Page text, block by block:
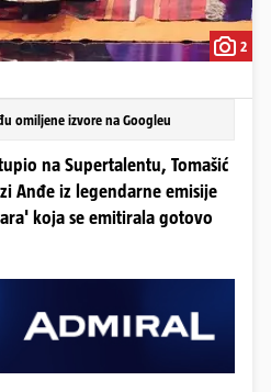
2
omiljene izvore na Googleu
na Supertalentu, Tomašić
Anđe iz legendarne emisije
koja se emitirala gotovo